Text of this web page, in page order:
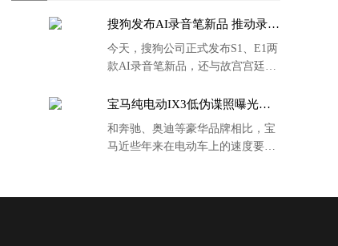
搜狗发布AI录音笔新品 推动录音
今天，搜狗公司正式发布S1、E1两
款AI录音笔新品，还与故宫宫廷文
的故宫宫廷联名款。
宝马纯电动IX3低伪谍照曝光：
和奔驰、奥迪等豪华品牌相比，宝
马近些年来在电动车上的速度要慢